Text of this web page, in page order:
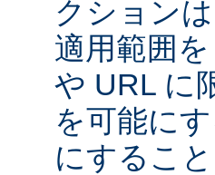
クション
適用範囲
や URL に
を可能に
にするこ